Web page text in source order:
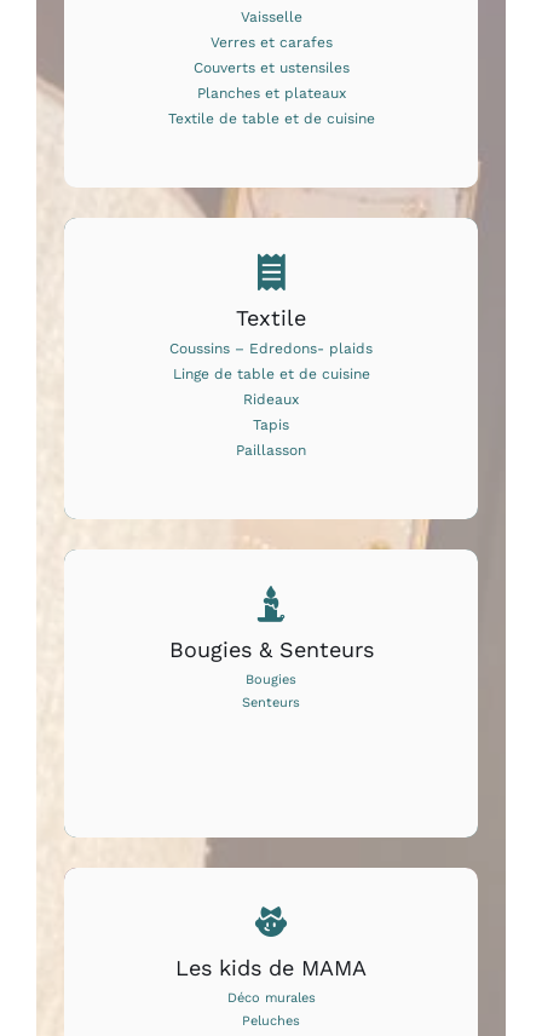
Vaisselle
Verres et carafes
Couverts et ustensiles
Planches et plateaux
Textile de table et de cuisine
Textile
Coussins – Edredons- plaids
Linge de table et de cuisine
Rideaux
Tapis
Paillasson
Bougies & Senteurs
Bougies
Senteurs
Les kids de MAMA
Déco murales
Peluches